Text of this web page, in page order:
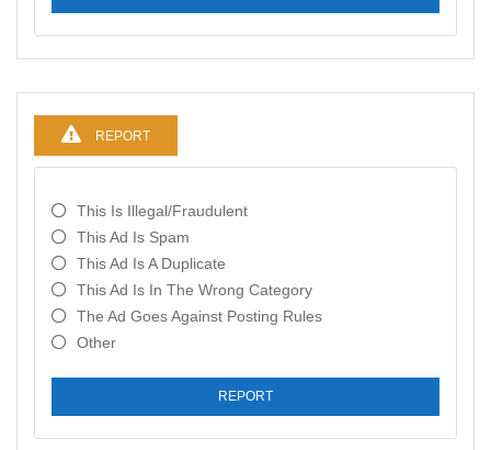
REPORT
This Is Illegal/fraudulent
This Ad Is Spam
This Ad Is A Duplicate
This Ad Is In The Wrong Category
The Ad Goes Against Posting Rules
Other
REPORT